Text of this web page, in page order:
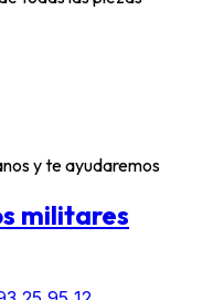
y te ayudaremos
militares